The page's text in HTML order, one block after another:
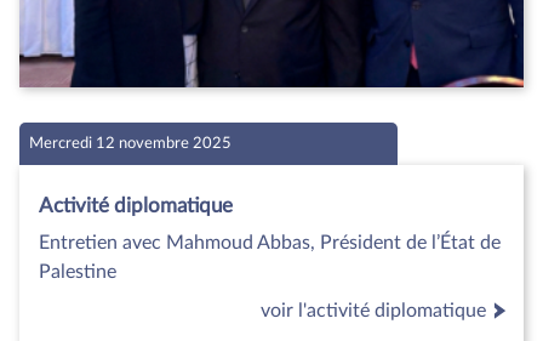
Mercredi 12 novembre 2025
Activité diplomatique
Entretien avec Mahmoud Abbas, Président de l’État de
Palestine
voir l'activité diplomatique